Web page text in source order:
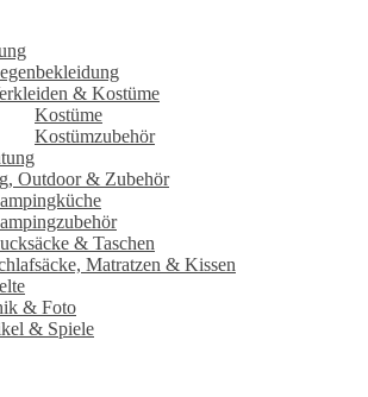
& Kostüme
Kostüme
Kostümzubehör
Outdoor & Zubehör
& Taschen
Matratzen & Kissen
& Foto
& Spiele